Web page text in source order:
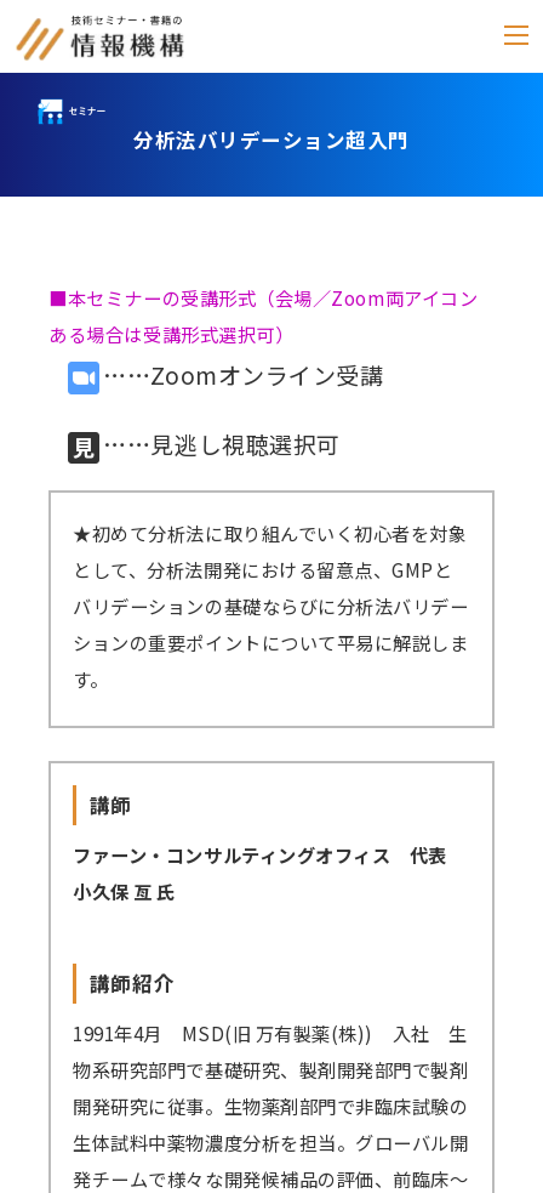
書籍
e-ラーニング
セミナーアーカイブ
動画配信・DVD
カテゴリー別
講師派遣
コラム・取材
FAQ/問い合わせ先
お申し込み・振込要領
商品企画リクエスト
メルマガ登録
分析法バリデーション超入門
■本セミナーの受講形式（会場／Zoom両アイコン
ある場合は受講形式選択可）
……Zoomオンライン受講
……見逃し視聴選択可
★初めて分析法に取り組んでいく初心者を対象
として、分析法開発における留意点、GMPと
バリデーションの基礎ならびに分析法バリデー
ションの重要ポイントについて平易に解説しま
す。
講師
ファーン・コンサルティングオフィス 代表
小久保 亙 氏
講師紹介
1991年4月 MSD(旧 万有製薬(株)) 入社 生
物系研究部門で基礎研究、製剤開発部門で製剤
開発研究に従事。生物薬剤部門で非臨床試験の
生体試料中薬物濃度分析を担当。グローバル開
発チームで様々な開発候補品の評価、前臨床～